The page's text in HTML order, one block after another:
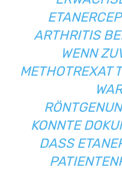
ARTHRITIS
WENN
METHOTREXAT
KONNTE
DASS